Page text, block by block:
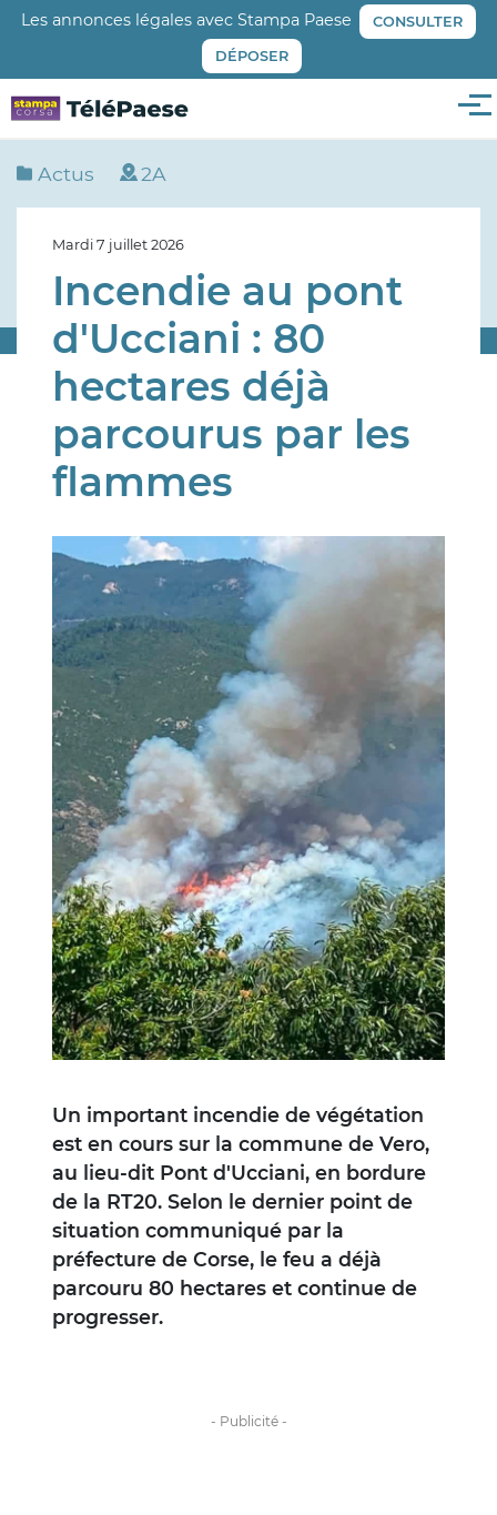
Aller
principal
Les annonces légales avec Stampa Paese CONSULTER
DÉPOSER
Actus 2A
Mardi 7 juillet 2026
Incendie au pont
d'Ucciani : 80
hectares déjà
parcourus par les
flammes
Image
Un important incendie de végétation
est en cours sur la commune de Vero,
au lieu-dit Pont d'Ucciani, en bordure
de la RT20. Selon le dernier point de
situation communiqué par la
préfecture de Corse, le feu a déjà
parcouru 80 hectares et continue de
progresser.